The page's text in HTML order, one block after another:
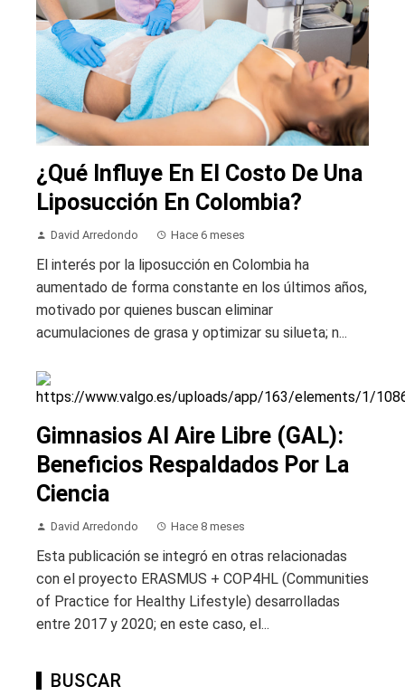
¿Qué Influye En El Costo De Una
Liposucción En Colombia?
David Arredondo Hace 6 meses
El interés por la liposucción en Colombia ha
aumentado de forma constante en los últimos años,
motivado por quienes buscan eliminar
acumulaciones de grasa y optimizar su silueta; n...
Gimnasios Al Aire Libre (GAL):
Beneficios Respaldados Por La
Ciencia
David Arredondo Hace 8 meses
Esta publicación se integró en otras relacionadas
con el proyecto ERASMUS + COP4HL (Communities
of Practice for Healthy Lifestyle) desarrolladas
entre 2017 y 2020; en este caso, el...
BUSCAR